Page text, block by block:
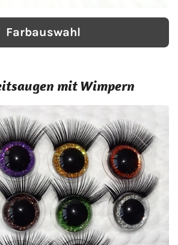
Farbauswahl
en mit Wimpern